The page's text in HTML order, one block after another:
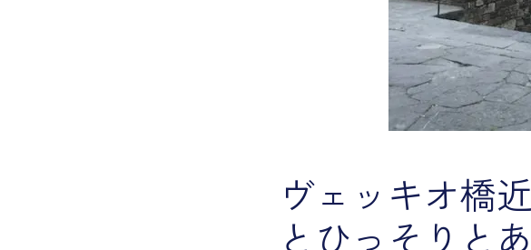
ヴェッキオ橋
とひっそりと